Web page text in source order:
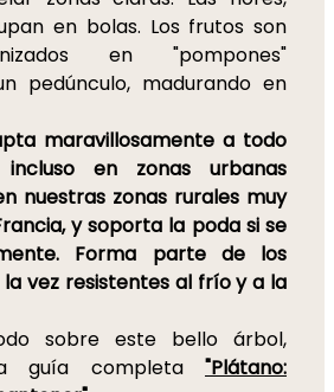
en bolas. Los frutos son
en "pompones"
pedúnculo, madurando en
maravillosamente a todo
en zonas urbanas
nuestras zonas rurales muy
y soporta la poda si se
Forma parte de los
vez resistentes al frío y a la
sobre este bello árbol,
guía completa "Plátano: